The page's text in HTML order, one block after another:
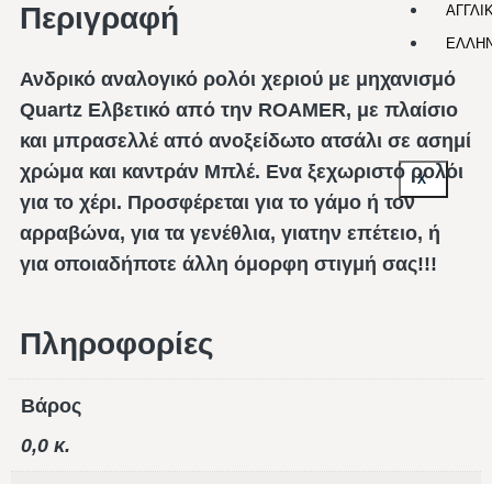
X
Περιγραφή
Ανδρικό αναλογικό ρολόι χεριού με μηχανισμό
Quartz Ελβετικό από την ROAMER, με πλαίσιο
και μπρασελλέ από ανοξείδωτο ατσάλι σε ασημί
χρώμα και καντράν Μπλέ. Ενα ξεχωριστό ρολόι
για το χέρι. Προσφέρεται για το γάμο ή τον
αρραβώνα, για τα γενέθλια, γιατην επέτειο, ή
για οποιαδήποτε άλλη όμορφη στιγμή σας!!!
Πληροφορίες
Βάρος
0,0 κ.